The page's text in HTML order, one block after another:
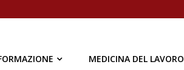
MEDICINA DEL LAVORO